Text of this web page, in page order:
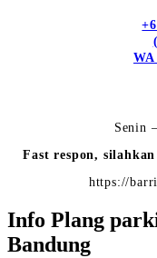
WA
Senin
Fast respon,
https://
Info Plang
Bandung